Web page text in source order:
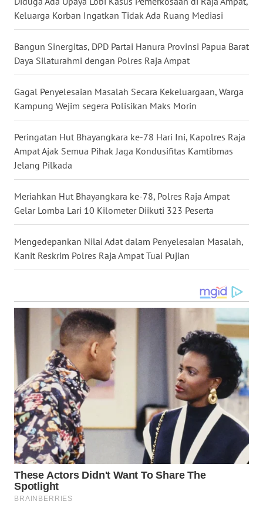
Keluarga Korban Ingatkan Tidak Ada Ruang Mediasi
Bangun Sinergitas, DPD Partai Hanura Provinsi Papua Barat
Daya Silaturahmi dengan Polres Raja Ampat
Gagal Penyelesaian Masalah Secara Kekeluargaan, Warga
Kampung Wejim segera Polisikan Maks Morin
Peringatan Hut Bhayangkara ke-78 Hari Ini, Kapolres Raja
Ampat Ajak Semua Pihak Jaga Kondusifitas Kamtibmas
Jelang Pilkada
Meriahkan Hut Bhayangkara ke-78, Polres Raja Ampat
Gelar Lomba Lari 10 Kilometer Diikuti 323 Peserta
Mengedepankan Nilai Adat dalam Penyelesaian Masalah,
Kanit Reskrim Polres Raja Ampat Tuai Pujian
WN
MALUT
WN
DAIRI
WN
DANAU
TOBA
WN
WN
TAPANULI
SELATAN
TANJUNG
WN
SIMALUNGUN
WN
LABUHANBATU
WN
TAPANULI
TENGAH